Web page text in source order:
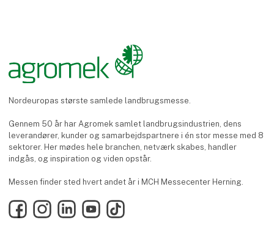
Nordeuropas største samlede landbrugsmesse.
Gennem 50 år har Agromek samlet landbrugsindustrien, dens
leverandører, kunder og samarbejdspartnere i én stor messe med 8
sektorer. Her mødes hele branchen, netværk skabes, handler
indgås, og inspiration og viden opstår.
Messen finder sted hvert andet år i MCH Messecenter Herning.
FacebookInstagramLinkedInYouTubeTikTok